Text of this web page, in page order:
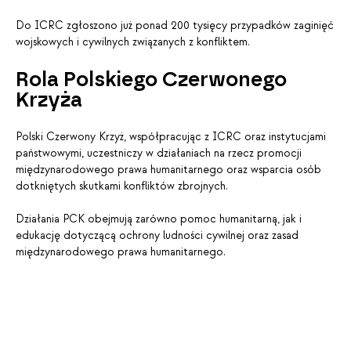
Do ICRC zgłoszono już ponad 200 tysięcy przypadków zaginięć
wojskowych i cywilnych związanych z konfliktem.
Rola Polskiego Czerwonego
Krzyża
Polski Czerwony Krzyż, współpracując z ICRC oraz instytucjami
państwowymi, uczestniczy w działaniach na rzecz promocji
międzynarodowego prawa humanitarnego oraz wsparcia osób
dotkniętych skutkami konfliktów zbrojnych.
Działania PCK obejmują zarówno pomoc humanitarną, jak i
edukację dotyczącą ochrony ludności cywilnej oraz zasad
międzynarodowego prawa humanitarnego.